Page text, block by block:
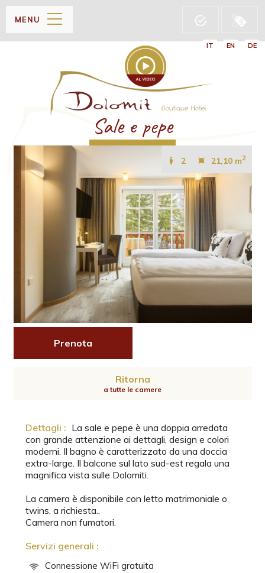
IT EN DE
MENU
Sale e pepe
2 21,10 m2
Prenota
Ritorna
a tutte le camere
Dettagli : La sale e pepe è una doppia arredata
con grande attenzione ai dettagli, design e colori
moderni. Il bagno è caratterizzato da una doccia
extra-large. Il balcone sul lato sud-est regala una
magnifica vista sulle Dolomiti.
La camera è disponibile con letto matrimoniale o
twins, a richiesta..
Camera non fumatori.
Servizi generali :
Connessione WiFi gratuita